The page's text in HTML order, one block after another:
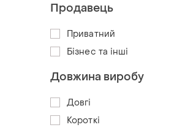
Продавець
Приватний
Бізнес та інші
Довжина виробу
Довгі
Короткі